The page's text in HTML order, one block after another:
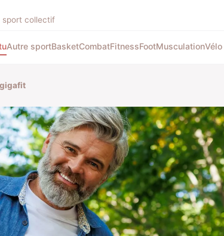
sport collectif
Autre sportBasketCombatFitnessFootMusculationVélo